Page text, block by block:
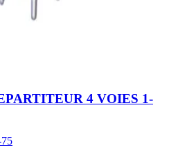
4 VOIES 1-